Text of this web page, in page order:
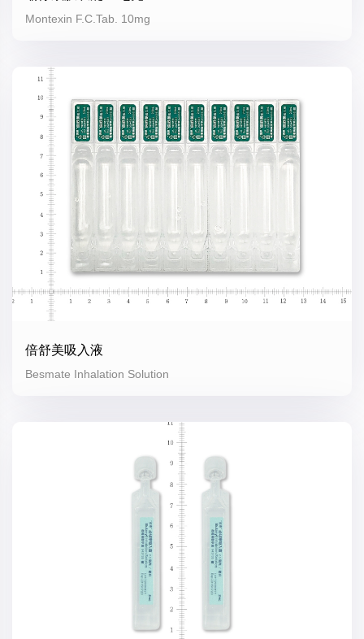
Montexin F.C.Tab. 10mg
倍舒美吸入液
Besmate Inhalation Solution